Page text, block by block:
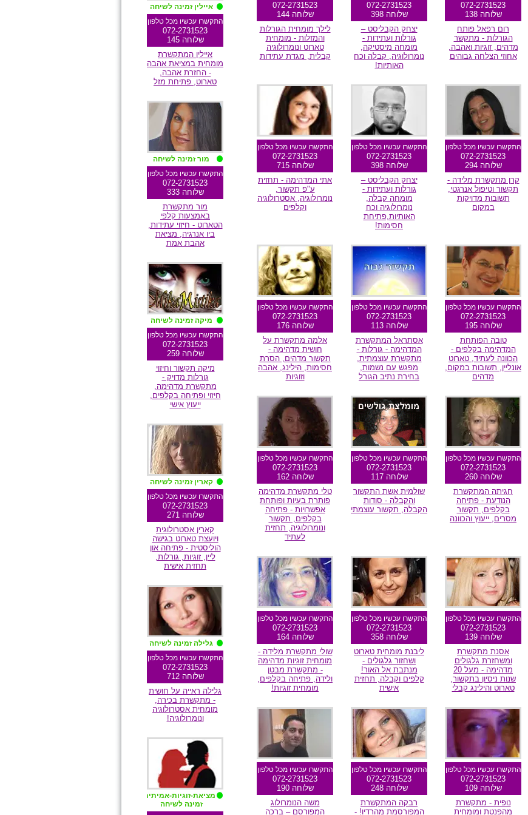
072-2731523
שלוחה 138
רום רפאל פותח
הגורלות - מתקשר
מדהים, זוגיות ואהבה,
אחוזי הצלחה גבוהים
072-2731523
שלוחה 398
יצחק הקבליסט –
גורלות ועתידות -
מומחה מיסטיקה,
נומרולוגיה, קבלה וכח
האותיות!
072-2731523
שלוחה 144
לילך מומחית הגורלות
והמזלות - מומחית
טארוט ונומרולוגיה
קבלית, מגדת עתידות
מומלצת גולשים
התקשרו עכשיו מכל טלפון
072-2731523
שלוחה 294
קרן מתקשרת מלידה -
תקשור וטיפול אנרגטי,
תשובות מדויקות
במקום
מומלץ הגולשים
התקשרו עכשיו מכל טלפון
072-2731523
שלוחה 398
יצחק הקבליסט –
גורלות ועתידות -
מומחה קבלה,
נומרולוגיה וכח
האותיות,פתיחת
חסימות!
מומלצת גולשים
התקשרו עכשיו מכל טלפון
072-2731523
שלוחה 715
אתי המדהימה - תחזית
ע"פ תקשור,
נומרולוגיה, אסטרולוגיה
וקלפים
מומלצת גולשים
התקשרו עכשיו מכל טלפון
072-2731523
שלוחה 195
טובה הפותחת
המדהימה בקלפים -
הכוונה לעתיד, טארוט
אונליין, תשובות במקום,
מדהים
מומלצת גולשים
התקשרו עכשיו מכל טלפון
072-2731523
שלוחה 113
אסתראל המתקשרת
המדהימה - גורלות -
מתקשרת עוצמתית,
מפגש עם נשמות,
בחירת נתיב הגורל
מומלצת גולשים
התקשרו עכשיו מכל טלפון
072-2731523
שלוחה 176
אלמה מתקשרת על
חושית מדהימה -
תקשור מדהים, הסרת
חסימות, הילינג, אהבה
וזוגיות
מומלצת גולשים
התקשרו עכשיו מכל טלפון
072-2731523
שלוחה 260
חגיתה המתקשרת
הנודעת - פתיחה
בקלפים, תקשור
מסרים, ייעוץ והכוונה
מומלצת גולשים
התקשרו עכשיו מכל טלפון
072-2731523
שלוחה 117
שולמית אשת התקשור
והקבלה - סודות
הקבלה, תקשור עוצמתי
מומלצת גולשים
התקשרו עכשיו מכל טלפון
072-2731523
שלוחה 162
טלי מתקשרת מדהימה
פותרת בעיות ופותחת
אפשרויות - פתיחה
בקלפים, תקשור
ונומרולוגיה, תחזית
לעתיד
מומלצת גולשים
התקשרו עכשיו מכל טלפון
072-2731523
שלוחה 139
אסנת מתקשרת
ומשחזרת גלגולים
מדהימה - מעל 20
שנות ניסיון בתקשור,
טארוט והילינג קבלי
מומלצת גולשים
התקשרו עכשיו מכל טלפון
072-2731523
שלוחה 358
ליבנת מומחית טארוט
ושחזור גלגולים -
מנתבת אל האור!
קלפים וקבלה, תחזית
אישית
מומלצת גולשים
התקשרו עכשיו מכל טלפון
072-2731523
שלוחה 164
שולי מתקשרת מלידה -
מומחית זוגיות מדהימה
- מתקשרת מבטן
ולידה, פתיחה בקלפים,
מומחית זוגיות!
מומלצת גולשים
התקשרו עכשיו מכל טלפון
072-2731523
שלוחה 109
נופית - מתקשרת
מהפנטת ומומחית
מומלצת גולשים
התקשרו עכשיו מכל טלפון
072-2731523
שלוחה 248
רבקה המתקשרת
המפורסמת מהרדיו! -
מומלץ הגולשים
התקשרו עכשיו מכל טלפון
072-2731523
שלוחה 190
משה הנומרולוג
המפורסם – ברכה
איילין זמינה לשיחה
התקשרו עכשיו מכל טלפון
072-2731523
שלוחה 145
איילין המתקשרת
מומחית במציאת אהבה
- החזרת אהבה,
טארוט, פתיחת מזל
מומלצת גולשים
מור זמינה לשיחה
התקשרו עכשיו מכל טלפון
072-2731523
שלוחה 333
מור מתקשרת
באמצעות קלפי
הטארוט - חיזוי עתידות,
ביו אנרגיה, מציאת
אהבת אמת
מומלצת גולשים
מיקה זמינה לשיחה
התקשרו עכשיו מכל טלפון
072-2731523
שלוחה 259
מיקה תקשור וחיזוי
גורלות מדויק -
מתקשרת מדהימה,
חיזוי ופתיחה בקלפים,
ייעוץ אישי
מומלצת גולשים
קארין זמינה לשיחה
התקשרו עכשיו מכל טלפון
072-2731523
שלוחה 271
קארין אסטרולוגית
ויועצת טארוט בגישה
הוליסטית - פתיחה און
ליין, זוגיות, גורלות,
תחזית אישית
מומלצת גולשים
גלילה זמינה לשיחה
התקשרו עכשיו מכל טלפון
072-2731523
שלוחה 712
גלילה ראייה על חושית
- מתקשרת בכירה,
מומחית אסטרולוגיה
ונומרולוגיה!
מומלצת גולשים
מציאת-זוגיות-אמיתית
זמינה לשיחה